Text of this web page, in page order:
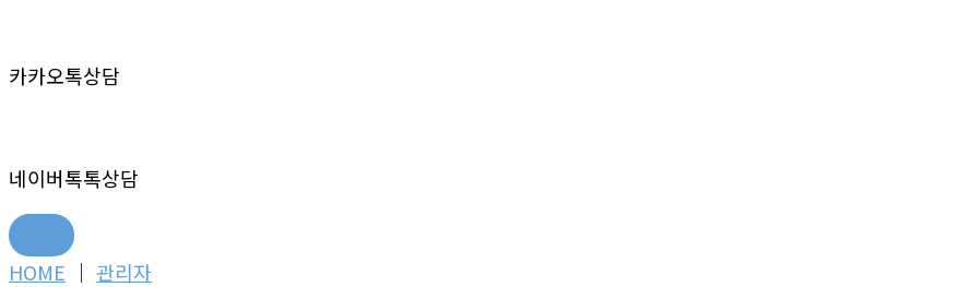
카카오톡상담
네이버톡톡상담
콘
HOME │ 관리자